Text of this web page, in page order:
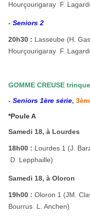
Hourçourigaray  F.
-Seniors 2
20h30 : Lasseube (H.
Hourçourigaray  F.
GOMME CREUSE
-Seniors 1ère série,
*Poule A
Samedi 18, à Lourdes
18h00 : Lourdes 1 (J.
 D. Lepphaille)
Samedi 18, à Oloron
19h00 :Oloron 1 (JM.
Bourrus  L. Anchen)